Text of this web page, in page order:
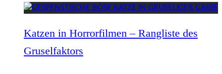
Katzen in Horrorfilmen – Rangliste des
Gruselfaktors